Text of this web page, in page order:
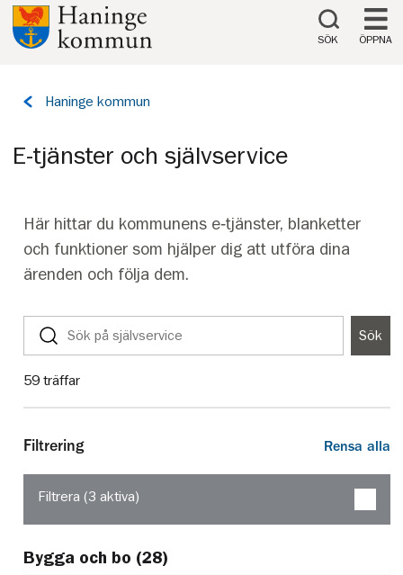
Till innehåll på sidan
SÖK ÖPPNA
Tillbaka
Haninge kommun
E-tjänster och självservice
Här hittar du kommunens e‑tjänster, blanketter
och funktioner som hjälper dig att utföra dina
ärenden och följa dem.
Sök
Sök
59 träffar
Filtrering Rensa alla
Filtrera (3 aktiva)
Bygga och bo (28)